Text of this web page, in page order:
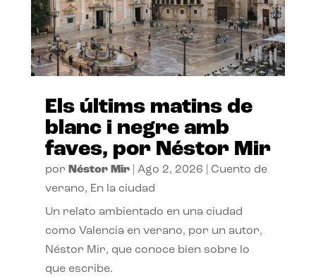
Els últims matins de
blanc i negre amb
faves, por Néstor Mir
por Néstor Mir| Ago 2, 2026
Cuento de
verano, En la ciudad
Un relato ambientado en una ciudad
como Valencia en verano, por un autor,
Néstor Mir, que conoce bien sobre lo
que escribe.